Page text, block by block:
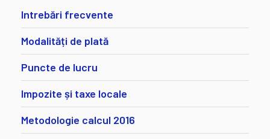
Intrebări frecvente
Modalități de plată
Puncte de lucru
Impozite și taxe locale
Metodologie calcul 2016